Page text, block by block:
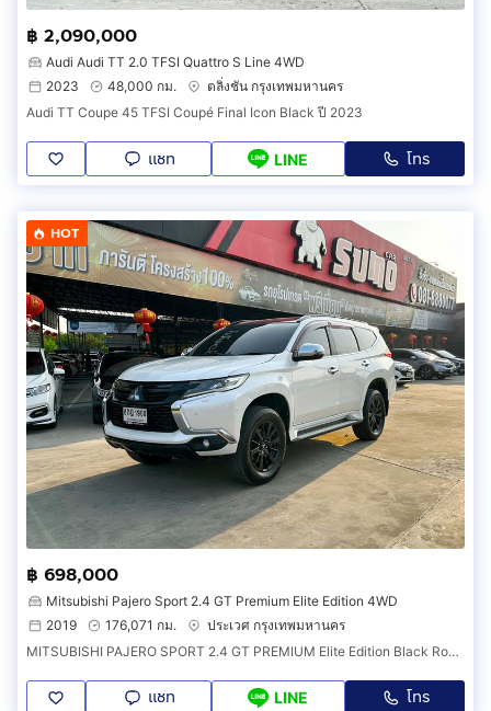
฿ 2,090,000
Audi Audi TT 2.0 TFSI Quattro S Line 4WD
2023
48,000 กม.
ตลิ่งชัน กรุงเทพมหานคร
Audi TT Coupe 45 TFSI Coupé Final Icon Black ปี 2023
แชท LINE โทร
HOT
฿ 698,000
Mitsubishi Pajero Sport 2.4 GT Premium Elite Edition 4WD
2019
176,071 กม.
ประเวศ กรุงเทพมหานคร
MITSUBISHI PAJERO SPORT 2.4 GT PREMIUM Elite Edition Black Roof 2019
แชท LINE โทร